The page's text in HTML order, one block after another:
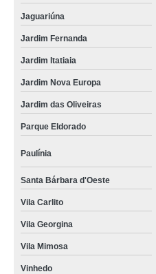
Jaguariúna
Jardim Fernanda
Jardim Itatiaia
Jardim Nova Europa
Jardim das Oliveiras
Parque Eldorado
Paulínia
Santa Bárbara d'Oeste
Vila Carlito
Vila Georgina
Vila Mimosa
Vinhedo